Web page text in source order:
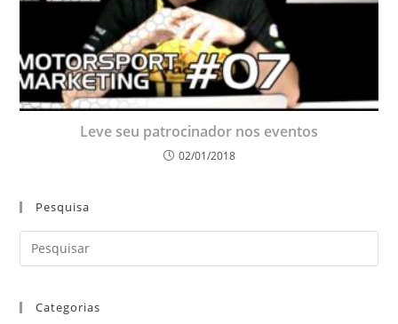
Leve seu patrocinador nos eventos
02/01/2018
Pesquisa
Categorias